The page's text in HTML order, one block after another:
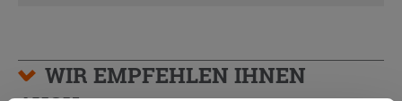
WIR EMPFEHLEN IHNEN